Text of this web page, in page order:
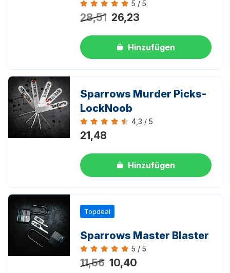
Bewertung 5 von 5
5 / 5
28,51 26,23
Hinzufügen
Sparrows Murder Picks-
LockNoob
Bewertung 4,3 von 5
4,3 / 5
21,48
Hinzufügen
Topdeal
Sparrows Master Blaster
Bewertung 5 von 5
5 / 5
11,56 10,40